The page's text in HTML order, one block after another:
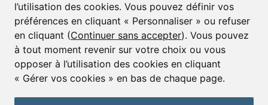
l’utilisation des cookies. Vous pouvez définir vos
préférences en cliquant « Personnaliser » ou refuser
en cliquant (Continuer sans accepter). Vous pouvez
à tout moment revenir sur votre choix ou vous
opposer à l’utilisation des cookies en cliquant
« Gérer vos cookies » en bas de chaque page.
S'inscrire
© Copyright 2025 Leggett Immobilier -mentions légales
Transactions sur Immeubles et Fonds de Commerce S.A.R.L au Capital